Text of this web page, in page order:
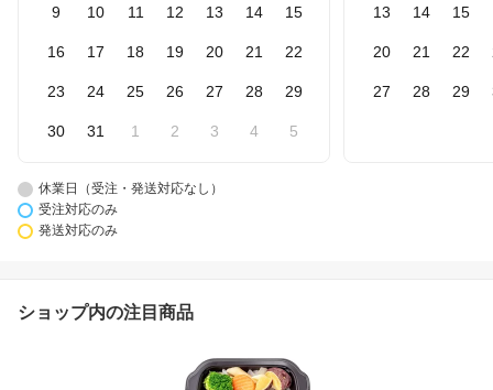
9 10 11 12 13 14 15
16 17 18 19 20 21 22
23 24 25 26 27 28 29
30 31 1 2 3 4 5
13 14 15
20 21 22
27 28 29
休業日（受注・発送対応なし）
受注対応のみ
発送対応のみ
ショップ内の注目商品